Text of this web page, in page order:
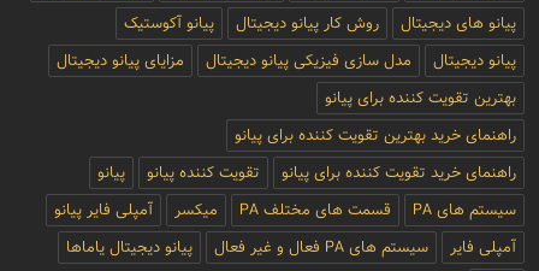
پیانو های دیجیتال
روش کار پیانو دیجیتال
پیانو آکوستیک
پیانو دیجیتال
مدل سازی فیزیکی پیانو دیجیتال
مزایای پیانو دیجیتال
بهترین تقویت کننده برای پیانو
راهنمای خرید بهترین تقویت کننده برای پیانو
راهنمای خرید تقویت کننده برای پیانو
تقویت کننده پیانو
پیانو
سیستم های PA
قسمت های مختلف PA میکسر
آمپلی فایر پیانو
آمپلی فایر
سیستم های PA فعال و غیر فعال
پیانو دیجیتال یاماها